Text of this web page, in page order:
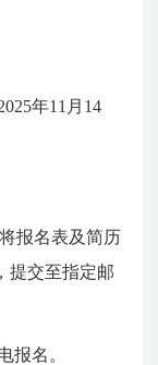
年11月14
报名表及简历
提交至指定邮
报名。